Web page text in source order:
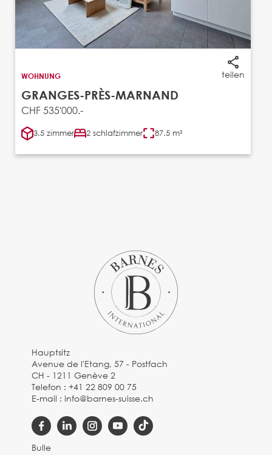
teilen
WOHNUNG
GRANGES-PRÈS-MARNAND
CHF 535'000.-
3.5 zimmer 2 schlafzimmer 87.5 m²
Hauptsitz
Avenue de l'Etang, 57 - Postfach
CH - 1211 Genève 2
Telefon :+41 22 809 00 75
E-mail :info@barnes-suisse.ch
Bulle